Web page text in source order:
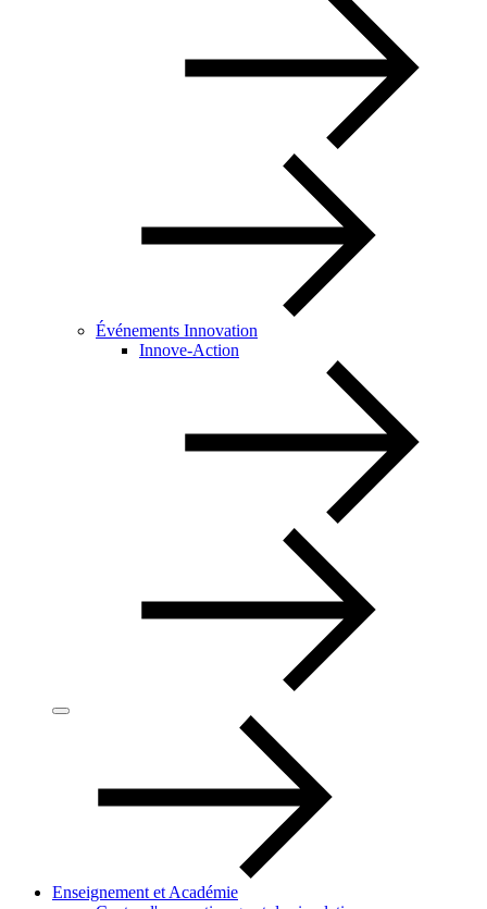
Événements Innovation
Innove-Action
Enseignement et Académie